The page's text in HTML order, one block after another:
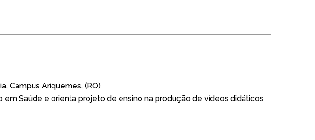
Campus Ariquemes, (RO)
Saúde e orienta projeto de ensino na produção de vídeos didáticos